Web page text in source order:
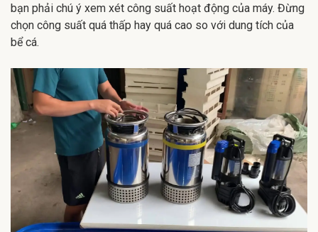
bạn phải chú ý xem xét công suất hoạt động của máy. Đừng
chọn công suất quá thấp hay quá cao so với dung tích của
bể cá.